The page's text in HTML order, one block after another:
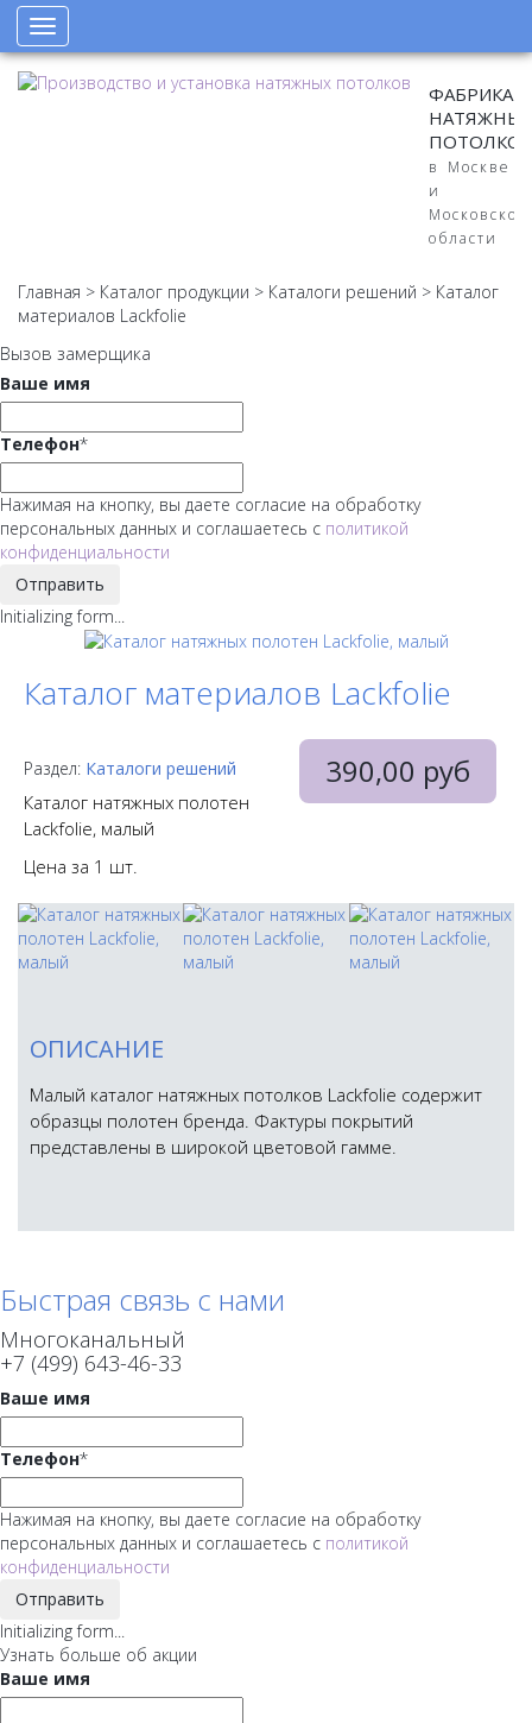
Toggle
navigation
ФАБРИКА
НАТЯЖНЫХ
ПОТОЛКОВ
в Москве
и
Московской
области
Главная > Каталог продукции > Каталоги решений > Каталог
материалов Lackfolie
Вызов замерщика
Ваше имя
Телефон*
Нажимая на кнопку, вы даете согласие на обработку
персональных данных и соглашаетесь с политикой
конфиденциальности
Отправить
Initializing form...
Каталог материалов Lackfolie
390,00 руб
Раздел: Каталоги решений
Каталог натяжных полотен
Lackfolie, малый
Цена за 1 шт.
ОПИСАНИЕ
Малый каталог натяжных потолков Lackfolie содержит
образцы полотен бренда. Фактуры покрытий
представлены в широкой цветовой гамме.
Быстрая связь с нами
Многоканальный
+7 (499) 643-46-33
Ваше имя
Телефон*
Нажимая на кнопку, вы даете согласие на обработку
персональных данных и соглашаетесь с политикой
конфиденциальности
Отправить
Initializing form...
Узнать больше об акции
Ваше имя